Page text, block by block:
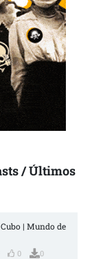
/ Últimos
| Mundo de
0 0